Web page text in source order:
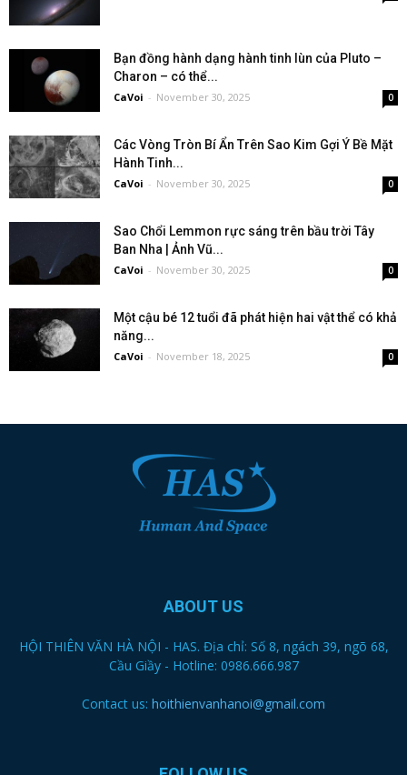
Bạn đồng hành dạng hành tinh lùn của Pluto –
Charon – có thể...
CaVoi - November 30, 2025 0
Các Vòng Tròn Bí Ẩn Trên Sao Kim Gợi Ý Bề Mặt
Hành Tinh...
CaVoi - November 30, 2025 0
Sao Chổi Lemmon rực sáng trên bầu trời Tây
Ban Nha | Ảnh Vũ...
CaVoi - November 30, 2025 0
Một cậu bé 12 tuổi đã phát hiện hai vật thể có khả
năng...
CaVoi - November 18, 2025 0
ABOUT US
HỘI THIÊN VĂN HÀ NỘI - HAS. Địa chỉ: Số 8, ngách 39, ngõ 68,
Cầu Giầy - Hotline: 0986.666.987
Contact us: hoithienvanhanoi@gmail.com